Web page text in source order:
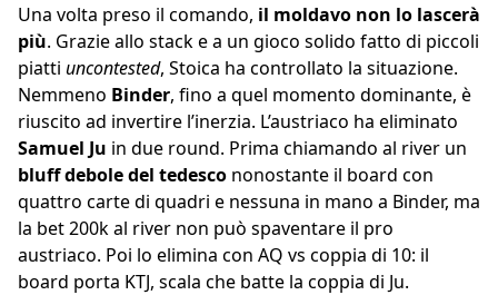
Una volta preso il comando, il moldavo non lo lascerà
più. Grazie allo stack e a un gioco solido fatto di piccoli
piatti uncontested, Stoica ha controllato la situazione.
Nemmeno Binder, fino a quel momento dominante, è
riuscito ad invertire l’inerzia. L’austriaco ha eliminato
Samuel Ju in due round. Prima chiamando al river un
bluff debole del tedesco nonostante il board con
quattro carte di quadri e nessuna in mano a Binder, ma
la bet 200k al river non può spaventare il pro
austriaco. Poi lo elimina con AQ vs coppia di 10: il
board porta KTJ, scala che batte la coppia di Ju.